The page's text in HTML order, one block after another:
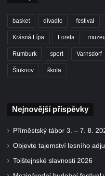
basket divadlo festival
Krásná Lípa Loreta
Rumburk sport Varnsdorf
Šluknov škola
Nejnovější příspěvky
Příměstský tábor 3. – 7. 8.
Objevte tajemství lesního
Tolštejnské slavnosti 2026